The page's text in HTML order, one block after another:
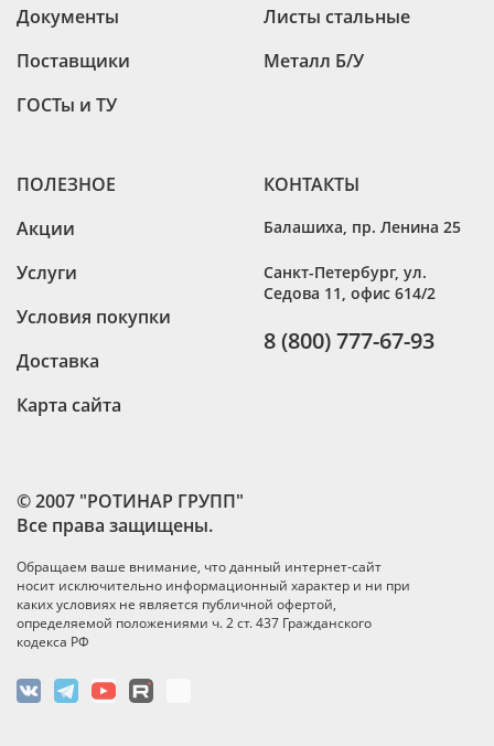
© 2007 "РОТИНАР ГРУПП"
Все права защищены.
Обращаем ваше внимание, что данный интернет-сайт
носит исключительно информационный характер и ни при
каких условиях не является публичной офертой,
определяемой положениями ч. 2 ст. 437 Гражданского
кодекса РФ
Документы
Поставщики
ГОСТы и ТУ
Листы стальные
Металл Б/У
ПОЛЕЗНОЕ
Акции
Услуги
Условия покупки
Доставка
Карта сайта
КОНТАКТЫ
Балашиха пр. Ленина 25
Санкт-Петербург, ул.
Седова 11, офис 614/2
8 (800) 777-67-93